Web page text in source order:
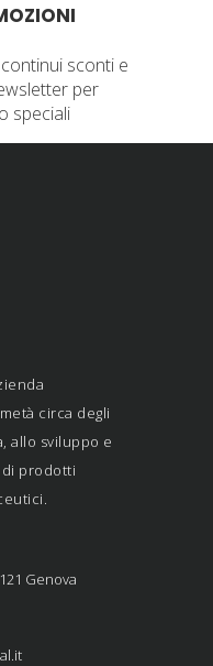
sconti e
per
speciali
circa degli
allo sviluppo e
prodotti
Genova